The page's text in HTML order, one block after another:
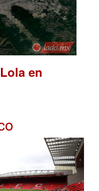
en